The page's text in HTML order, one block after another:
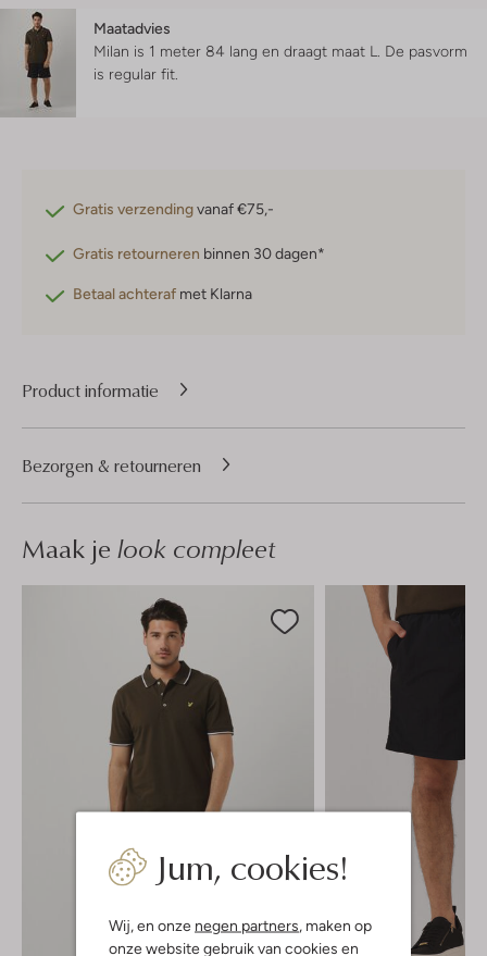
Jum, cookies!
Wij, en onze negen partners, maken op
onze website gebruik van cookies en
Maatadvies
Milan is 1 meter 84 lang en draagt maat L. De pasvorm
is regular fit
Gratis verzendingvanaf €75,-
Gratis retourneren binnen 30 dagen*
Betaal achteraf met Klarna
Product informatie
Bezorgen & retourneren
Maak je look compleet